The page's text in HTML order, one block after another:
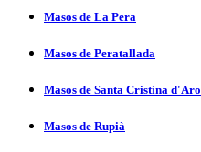
Masos de La Pera
Masos de Peratallada
Masos de Santa Cristina d'Aro
Masos de Rupià